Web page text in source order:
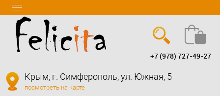
+7 (978) 727-49-27
Крым, г. Симферополь, ул. Южная, 5
посмотреть на карте